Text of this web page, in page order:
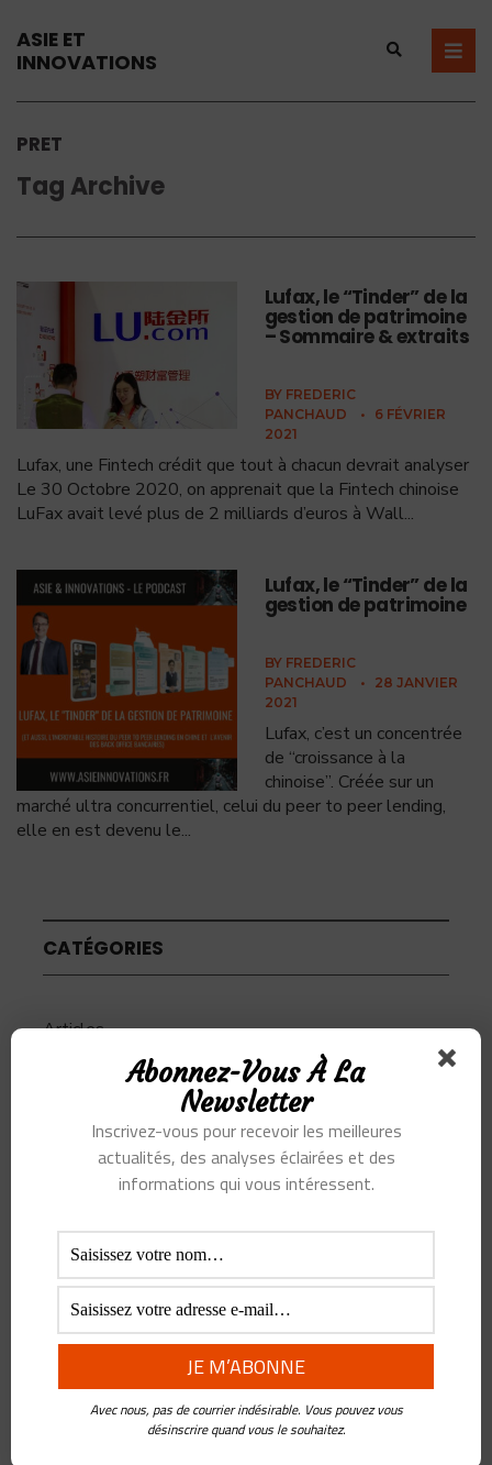
ASIE ET
INNOVATIONS
PRET
Tag Archive
Lufax, le “Tinder” de la
gestion de patrimoine
– Sommaire & extraits
BY FREDERIC
PANCHAUD
•
6 FÉVRIER
2021
Lufax, une Fintech crédit que tout à chacun devrait analyser
Le 30 Octobre 2020, on apprenait que la Fintech chinoise
LuFax avait levé plus de 2 milliards d’euros à Wall...
Lufax, le “Tinder” de la
gestion de patrimoine
BY FREDERIC
PANCHAUD
•
28 JANVIER
2021
Lufax, c’est un concentrée
de “croissance à la
chinoise”. Créée sur un
marché ultra concurrentiel, celui du peer to peer lending,
elle en est devenu le...
CATÉGORIES
Articles
Alibaba Alihealth Alipay
Asie
Assurance Banque
ByteDance
Chine credit crypto
Crypto Yuan
Ecosystème
Epargne
Facebook
Fintech
Abonnez-Vous À La
Newsletter
Inscrivez-vous pour recevoir les meilleures
actualités, des analyses éclairées et des
informations qui vous intéressent.
Avec nous, pas de courrier indésirable. Vous pouvez vous
désinscrire quand vous le souhaitez.